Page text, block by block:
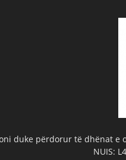
duke përdorur të dhënat e
NUIS: